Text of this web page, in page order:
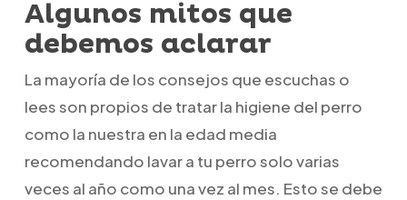
Algunos mitos que
debemos aclarar
La mayoría de los consejos que escuchas o
lees son propios de tratar la higiene del perro
como la nuestra en la edad media
recomendando lavar a tu perro solo varias
veces al año como una vez al mes. Esto se debe